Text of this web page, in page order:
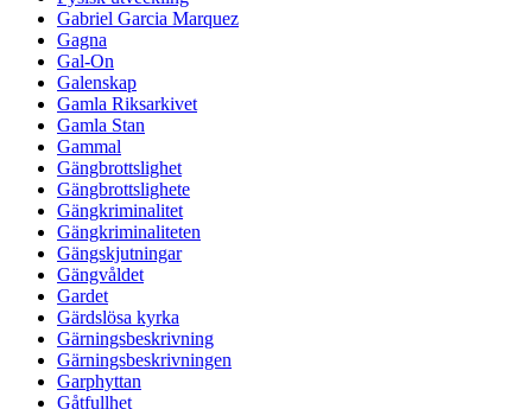
Gabriel Garcia Marquez
Gagna
Gal-On
Galenskap
Gamla Riksarkivet
Gamla Stan
Gammal
Gängbrottslighet
Gängbrottslighete
Gängkriminalitet
Gängkriminaliteten
Gängskjutningar
Gängvåldet
Gardet
Gärdslösa kyrka
Gärningsbeskrivning
Gärningsbeskrivningen
Garphyttan
Gåtfullhet